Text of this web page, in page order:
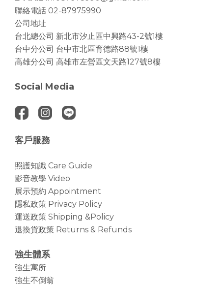
聯絡電話 02-87975990
公司地址
台北總公司 新北市汐止區中興路43-2號1樓
台中分公司 台中市北區育德路88號1樓
高雄分公司 高雄市左營區文天路127號8樓
Social Media
客戶服務
照護知識 Care Guide
影音教學 Video
展示預約 Appointment
隱私政策 Privacy Policy
運送政策 Shipping &Policy
退換貨政策 Returns & Refunds
強生體系
強生寓所
強生不倒翁